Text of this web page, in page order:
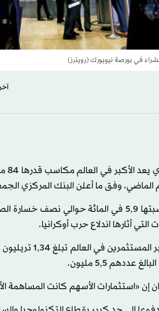
في بورصة نيويورك (رويترز)
آخر
وفق ما أعلن البنك المركزي
ويعوّض الأداء القوي الذي يعادل عائدات نسبتها 5,9
5,5 مليون.
إن «استثمارات الأسهم كانت المساهمة